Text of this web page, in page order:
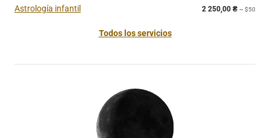
Astrología infantil 2 250,00 ₴ ~ $50
Todos los servicios